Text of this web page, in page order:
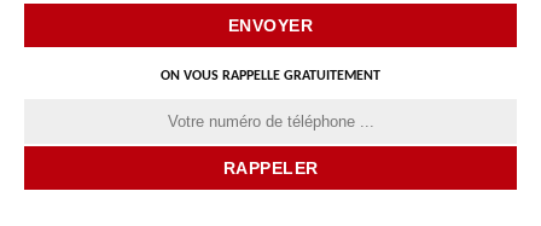
ON VOUS RAPPELLE GRATUITEMENT